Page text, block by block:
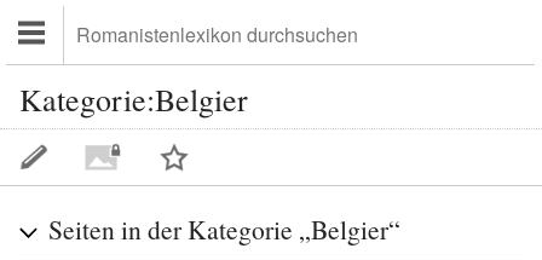
Kategorie:Belgier
Seiten in der Kategorie „Belgier“